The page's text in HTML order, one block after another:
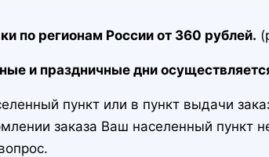
по регионам России от 360 рублей.
и праздничные дни
пункт или в пункт выдачи
заказа Ваш населенный пункт